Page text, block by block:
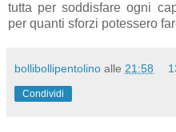
tutta per soddisfare ogni
per quanti sforzi potessero
bollibollipentolino alle 21:58
Condividi